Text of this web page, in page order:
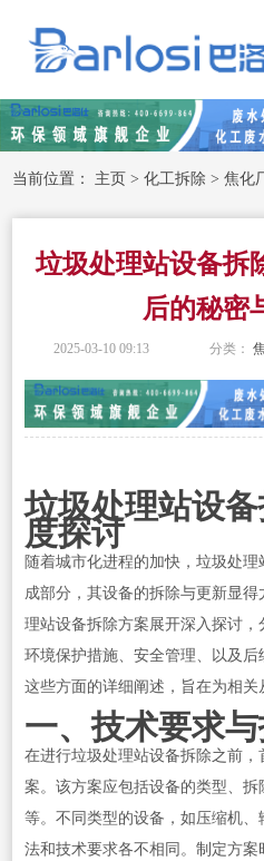
当前位置： 主页 >化工拆除 >焦化
垃圾处理站设备拆
后的秘密
2025-03-10 09:13 分类：
垃圾处理站设
度探讨
随着城市化进程的加快，垃圾处
成部分，其设备的拆除与更新显
理站设备拆除方案展开深入探讨，
环境保护措施、安全管理、以及
这些方面的详细阐述，旨在为相关
一、技术要求
在进行垃圾处理站设备拆除之前
案。该方案应包括设备的类型、
等。不同类型的设备，如压缩机
法和技术要求各不相同。制定方案